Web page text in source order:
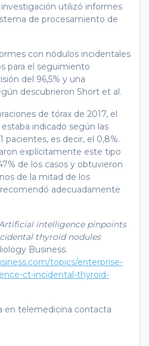
utilizó informes
de procesamiento de
con nódulos incidentales
para el seguimiento
del 96,5% y una
descubrieron Short et al.
de tórax de 2017, el
indicado según las
pacientes, es decir, el 0,8%.
explícitamente este tipo
de los casos y obtuvieron
de la mitad de los
adecuadamente
intelligence pinpoints
thyroid nodules
Business.
topics/enterprise-
ct-incidental-thyroid-
en telemedicina contacta